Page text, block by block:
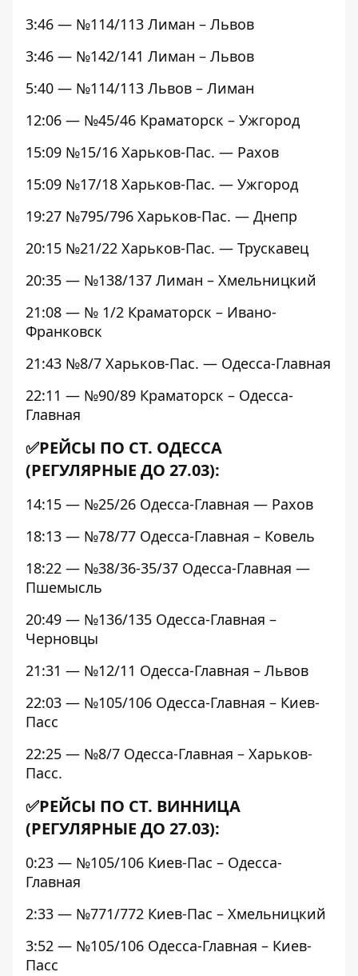
3:46 — №114/113 Лиман – Львов
3:46 — №142/141 Лиман – Львов
5:40 — №114/113 Львов – Лиман
12:06 — №45/46 Краматорск – Ужгород
15:09 №15/16 Харьков-Пас. — Рахов
15:09 №17/18 Харьков-Пас. — Ужгород
19:27 №795/796 Харьков-Пас. — Днепр
20:15 №21/22 Харьков-Пас. — Трускавец
20:35 — №138/137 Лиман – Хмельницкий
21:08 — № 1/2 Краматорск – Ивано-
Франковск
21:43 №8/7 Харьков-Пас. — Одесса-Главная
22:11 — №90/89 Краматорск – Одесса-
Главная
✅РЕЙСЫ ПО СТ. ОДЕССА
(РЕГУЛЯРНЫЕ ДО 27.03):
14:15 — №25/26 Одесса-Главная — Рахов
18:13 — №78/77 Одесса-Главная – Ковель
18:22 — №38/36-35/37 Одесса-Главная —
Пшемысль
20:49 — №136/135 Одесса-Главная –
Черновцы
21:31 — №12/11 Одесса-Главная – Львов
22:03 — №105/106 Одесса-Главная – Киев-
Пасс
22:25 — №8/7 Одесса-Главная – Харьков-
Пасс.
✅РЕЙСЫ ПО СТ. ВИННИЦА
(РЕГУЛЯРНЫЕ ДО 27.03):
0:23 — №105/106 Киев-Пас – Одесса-
Главная
2:33 — №771/772 Киев-Пас – Хмельницкий
3:52 — №105/106 Одесса-Главная – Киев-
Пасс